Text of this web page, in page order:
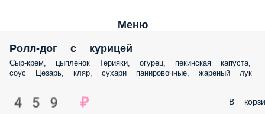
Меню
Ролл-дог с курицей
Сыр-крем, цыпленок Терияки, огурец, пекинская капуста, соус
кляр, сухари панировочные, жареный лук
459 ₽ В